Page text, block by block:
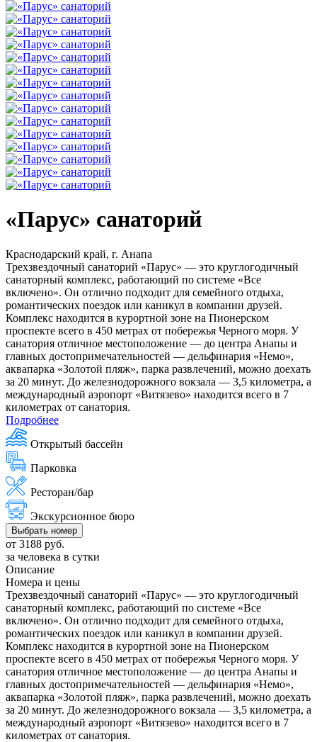
«Парус» санаторий
Краснодарский край, г. Анапа
Трехзвездочный санаторий «Парус» — это круглогодичный
санаторный комплекс, работающий по системе «Все
включено». Он отлично подходит для семейного отдыха,
романтических поездок или каникул в компании друзей.
Комплекс находится в курортной зоне на Пионерском
проспекте всего в 450 метрах от побережья Черного моря. У
санатория отличное местоположение — до центра Анапы и
главных достопримечательностей — дельфинария «Немо»,
аквапарка «Золотой пляж», парка развлечений, можно доехать
за 20 минут. До железнодорожного вокзала — 3,5 километра, а
международный аэропорт «Витязево» находится всего в 7
километрах от санатория.
Подробнее
Открытый бассейн
Парковка
Ресторан/бар
Экскурсионное бюро
Выбрать номер
от 3188 руб.
за человека в сутки
Описание
Номера и цены
Трехзвездочный санаторий «Парус» — это круглогодичный
санаторный комплекс, работающий по системе «Все
включено». Он отлично подходит для семейного отдыха,
романтических поездок или каникул в компании друзей.
Комплекс находится в курортной зоне на Пионерском
проспекте всего в 450 метрах от побережья Черного моря. У
санатория отличное местоположение — до центра Анапы и
главных достопримечательностей — дельфинария «Немо»,
аквапарка «Золотой пляж», парка развлечений, можно доехать
за 20 минут. До железнодорожного вокзала — 3,5 километра, а
международный аэропорт «Витязево» находится всего в 7
километрах от санатория.